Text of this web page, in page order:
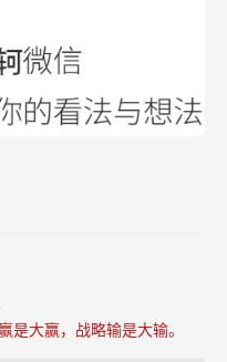
是大赢，战略输是大输。